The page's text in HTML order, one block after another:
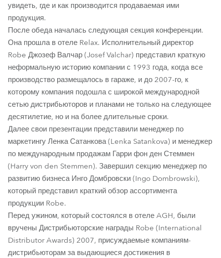
увидеть, где и как производится продаваемая ими
продукция.
После обеда началась следующая секция конференции.
Она прошла в отеле Relax. Исполнительный директор
Robe Джозеф Валчар (Josef Valchar) представил краткую
неформальную историю компании с 1993 года, когда все
производство размещалось в гараже, и до 2007-го, к
которому компания подошла с широкой международной
сетью дистрибьюторов и планами не только на следующее
десятилетие, но и на более длительные сроки.
Далее свои презентации представили менеджер по
маркетингу Ленка Сатанкова (Lenka Satankova) и менеджер
по международным продажам Гарри фон ден Стеммен
(Harry von den Stemmen). Завершил секцию менеджер по
развитию бизнеса Инго Домбровски (Ingo Dombrowski),
который представил краткий обзор ассортимента
продукции Robe.
Перед ужином, который состоялся в отеле AGH, были
вручены Дистрибьюторские награды Robe (International
Distributor Awards) 2007, присуждаемые компаниям-
дистрибьюторам за выдающиеся достижения в